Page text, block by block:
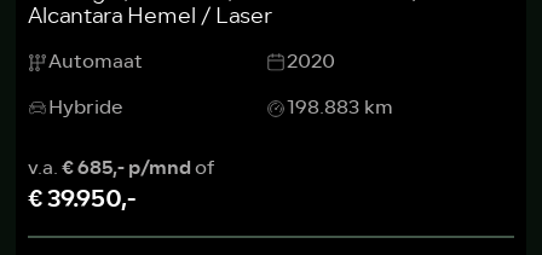
Alcantara Hemel / Laser
Automaat
2020
Hybride
198.883 km
v.a.€ 685,- p/mndof
€ 39.950,-